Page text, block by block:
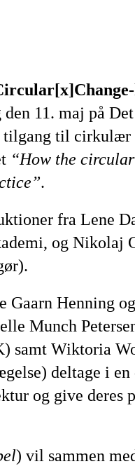
11. maj på
tilgang til cirkulær
“How the
.
fra Lene
og Nikolaj
Gaarn Henning
Munch
samt Wiktoria
deltage i en
og give deres
) vil sammen